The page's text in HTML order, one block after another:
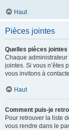
Haut
Pièces jointes
Quelles pièces
Chaque
jointes. Si vous n’êtes
vous invitons à
Haut
Comment puis-je
Pour retrouver la liste
vous rendre dans le